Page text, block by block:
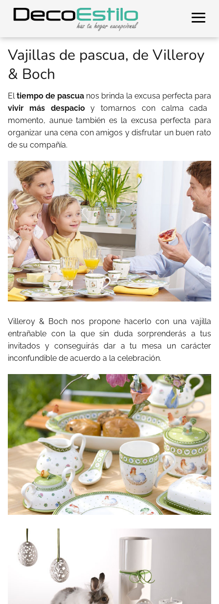
Vajillas de pascua, de Villeroy
& Boch
Eltiempo de pascua nos brinda la excusa perfecta para
vivir más despacioy tomarnos con calma cada
momento, aunue también es la excusa perfecta para
organizar una cena con amigos y disfrutar un buen rato
de su compañía.
Villeroy & Boch nos propone hacerlo con una vajilla
entrañable con la que sin duda sorprenderás a tus
invitados y conseguirás dar a tu mesa un carácter
inconfundible de acuerdo a la celebración.